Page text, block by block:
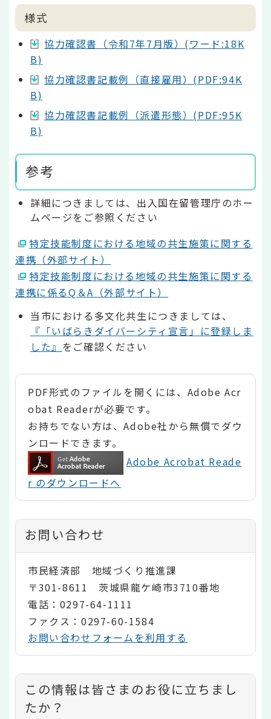
様式
協力確認書（令和7年7月版）(ワード:18K
B)
協力確認書記載例（直接雇用）(PDF:94K
B)
協力確認書記載例（派遣形態）(PDF:95K
B)
参考
詳細につきましては、出入国在留管理庁のホー
ムページをご参照ください
特定技能制度における地域の共生施策に関する
連携（外部サイト）
特定技能制度における地域の共生施策に関する
連携に係るQ＆A（外部サイト）
当市における多文化共生につきましては、
『「いばらきダイバーシティ宣言」に登録しま
した』 をご確認ください
PDF形式のファイルを開くには、Adobe Acr
obat Readerが必要です。
お持ちでない方は、Adobe社から無償でダウ
ンロードできます。
Adobe Acrobat Reade
r のダウンロードへ
お問い合わせ
市民経済部 地域づくり推進課
〒301-8611 茨城県龍ケ崎市3710番地
電話：0297-64-1111
ファクス：0297-60-1584
お問い合わせフォームを利用する
コ
ン
この情報は皆さまのお役に立ちまし
たか？